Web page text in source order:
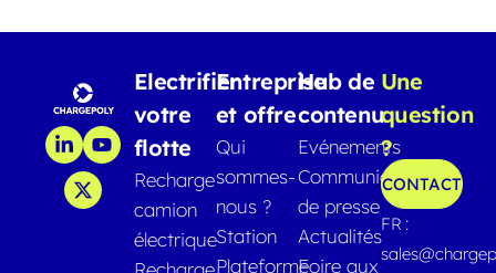
Electrifier
votre
flotte
Recharge
camion
électrique
Entreprise
et offre
Qui
sommes-
nous ?
Station
Plateforme
Hub de
contenu
Evénements
Communiqués
de presse
Actualités
Foire aux
Une
question
?
CONTACT
FR :